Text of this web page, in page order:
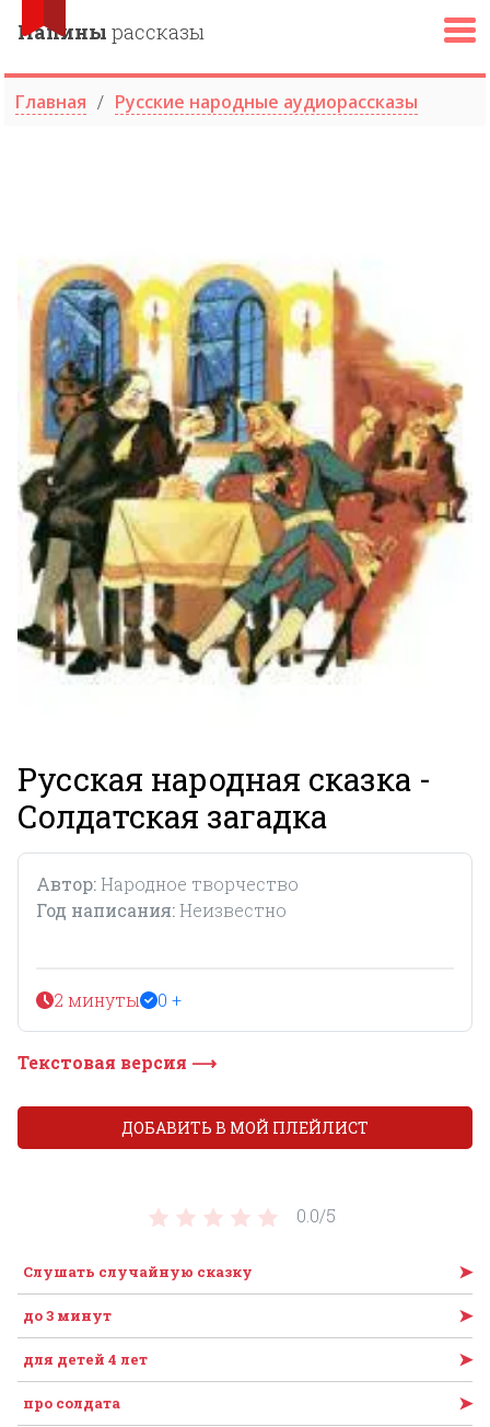
Папины рассказы
Главная Русские народные аудиорассказы
Русская народная сказка -
Солдатская загадка
Автор:Народное творчество
Год написания:Неизвестно
2 минуты 0 +
Текстовая версия ⟶
0.0/5
Слушать случайную сказку ➤
до 3 минут ➤
для детей 4 лет ➤
про солдата ➤
ДОБАВИТЬ В МОЙ ПЛЕЙЛИСТ